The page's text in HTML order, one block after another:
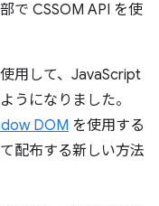
で CSSOM API を使
用して、JavaScript
うになりました。
DOM を使用する
配布する新しい方法